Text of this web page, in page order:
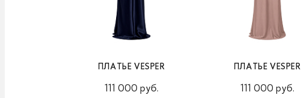
ПЛАТЬЕ VESPER
111 000 руб.
ПЛАТЬЕ VESPER
111 000 руб.